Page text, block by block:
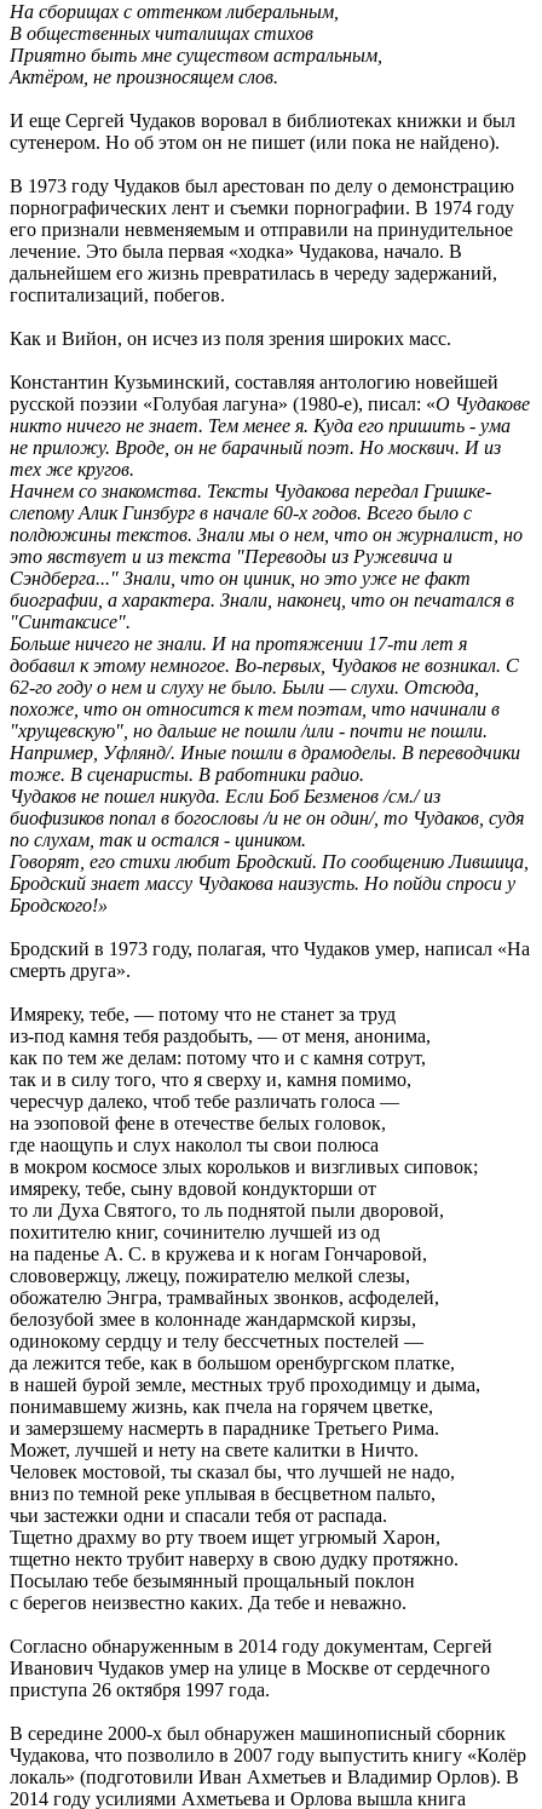
На сборищах с оттенком либеральным,
В общественных читалищах стихов
Приятно быть мне существом астральным,
Актёром, не произносящем слов.
И еще Сергей Чудаков воровал в библиотеках книжки и был
сутенером. Но об этом он не пишет (или пока не найдено).
В 1973 году Чудаков был арестован по делу о демонстрацию
порнографических лент и съемки порнографии. В 1974 году
его признали невменяемым и отправили на принудительное
лечение. Это была первая «ходка» Чудакова, начало. В
дальнейшем его жизнь превратилась в череду задержаний,
госпитализаций, побегов.
Как и Вийон, он исчез из поля зрения широких масс.
Константин Кузьминский, составляя антологию новейшей
русской поэзии «Голубая лагуна» (1980-е), писал: «О Чудакове
никто ничего не знает. Тем менее я. Куда его пришить - ума
не приложу. Вроде, он не барачный поэт. Но москвич. И из
тех же кругов.
Начнем со знакомства. Тексты Чудакова передал Гришке-
слепому Алик Гинзбург в начале 60-х годов. Всего было с
полдюжины текстов. Знали мы о нем, что он журналист, но
это явствует и из текста "Переводы из Ружевича и
Сэндберга..." Знали, что он циник, но это уже не факт
биографии, а характера. Знали, наконец, что он печатался в
"Синтаксисе".
Больше ничего не знали. И на протяжении 17-ти лет я
добавил к этому немногое. Во-первых, Чудаков не возникал. С
62-го году о нем и слуху не было. Были — слухи. Отсюда,
похоже, что он относится к тем поэтам, что начинали в
"хрущевскую", но дальше не пошли /или - почти не пошли.
Например, Уфлянд/. Иные пошли в драмоделы. В переводчики
тоже. В сценаристы. В работники радио.
Чудаков не пошел никуда. Если Боб Безменов /см./ из
биофизиков попал в богословы /и не он один/, то Чудаков, судя
по слухам, так и остался - циником.
Говорят, его стихи любит Бродский. По сообщению Лившица,
Бродский знает массу Чудакова наизусть. Но пойди спроси у
Бродского!»
Бродский в 1973 году, полагая, что Чудаков умер, написал «На
смерть друга».
Имяреку, тебе, — потому что не станет за труд
из-под камня тебя раздобыть, — от меня, анонима,
как по тем же делам: потому что и с камня сотрут,
так и в силу того, что я сверху и, камня помимо,
чересчур далеко, чтоб тебе различать голоса —
на эзоповой фене в отечестве белых головок,
где наощупь и слух наколол ты свои полюса
в мокром космосе злых корольков и визгливых сиповок;
имяреку, тебе, сыну вдовой кондукторши от
то ли Духа Святого, то ль поднятой пыли дворовой,
похитителю книг, сочинителю лучшей из од
на паденье А. С. в кружева и к ногам Гончаровой,
слововержцу, лжецу, пожирателю мелкой слезы,
обожателю Энгра, трамвайных звонков, асфоделей,
белозубой змее в колоннаде жандармской кирзы,
одинокому сердцу и телу бессчетных постелей —
да лежится тебе, как в большом оренбургском платке,
в нашей бурой земле, местных труб проходимцу и дыма,
понимавшему жизнь, как пчела на горячем цветке,
и замерзшему насмерть в параднике Третьего Рима.
Может, лучшей и нету на свете калитки в Ничто.
Человек мостовой, ты сказал бы, что лучшей не надо,
вниз по темной реке уплывая в бесцветном пальто,
чьи застежки одни и спасали тебя от распада.
Тщетно драхму во рту твоем ищет угрюмый Харон,
тщетно некто трубит наверху в свою дудку протяжно.
Посылаю тебе безымянный прощальный поклон
с берегов неизвестно каких. Да тебе и неважно.
Согласно обнаруженным в 2014 году документам, Сергей
Иванович Чудаков умер на улице в Москве от сердечного
приступа 26 октября 1997 года.
В середине 2000-х был обнаружен машинописный сборник
Чудакова, что позволило в 2007 году выпустить книгу «Колёр
локаль» (подготовили Иван Ахметьев и Владимир Орлов). В
2014 году усилиями Ахметьева и Орлова вышла книга